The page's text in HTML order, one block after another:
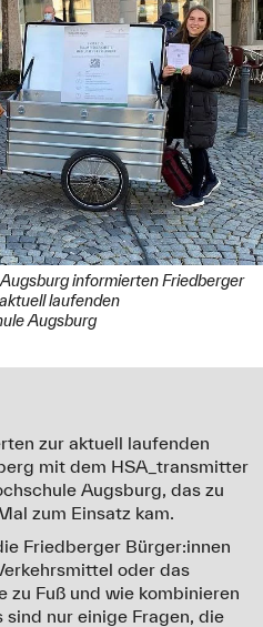
informierten Friedberger
laufenden
Augsburg
zur aktuell laufenden
mit dem HSA_transmitter
Augsburg, das zu
zum Einsatz kam.
Friedberger Bürger:innen
oder das
zu Fuß und wie kombinieren
nur einige Fragen, die